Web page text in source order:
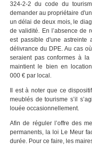
324-2-2 du code du
demander au propriétaire
un délai de deux mois, le
de validité. En l’absence de
est passible d'une astreinte
délivrance du DPE. Au cas
seraient pas conformes à
maintient le bien en
000 € par local.
Il est à noter que ce
meublés de tourisme s’il
louée occasionnellement.
Afin de réguler l’offre des
permanents, la loi Le Meur
durée. Pour ce faire, les